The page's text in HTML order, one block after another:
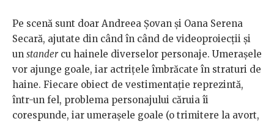
Pe scenă sunt doar Andreea Şovan şi Oana Serena
Secară, ajutate din când în când de videoproiecţii şi
un standercu hainele diverselor personaje. Umeraşele
vor ajunge goale, iar actriţele îmbrăcate în straturi de
haine. Fiecare obiect de vestimentaţie reprezintă,
într-un fel, problema personajului căruia îi
corespunde, iar umeraşele goale (o trimitere la avort,